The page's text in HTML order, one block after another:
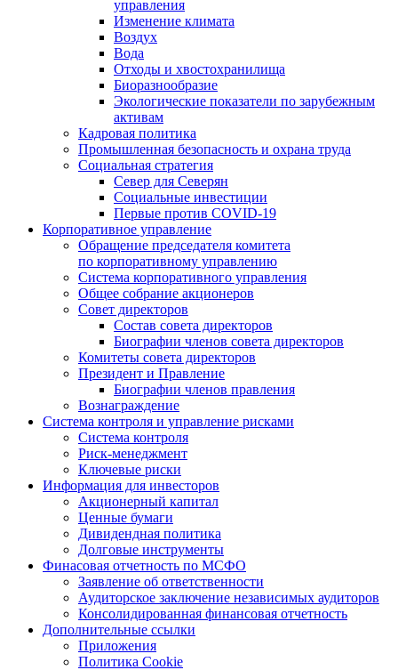
управления
Изменение климата
Воздух
Вода
Отходы и хвостохранилища
Биоразнообразие
Экологические показатели по зарубежным
активам
Кадровая политика
Промышленная безопасность и охрана труда
Социальная стратегия
Север для Северян
Социальные инвестиции
Первые против COVID‑19
Корпоративное управление
Обращение председателя комитета
по корпоративному управлению
Система корпоративного управления
Общее собрание акционеров
Совет директоров
Состав совета директоров
Биографии членов совета директоров
Комитеты совета директоров
Президент и Правление
Биографии членов правления
Вознаграждение
Система контроля и управление рисками
Система контроля
Риск-менеджмент
Ключевые риски
Информация для инвесторов
Акционерный капитал
Ценные бумаги
Дивидендная политика
Долговые инструменты
Финасовая отчетность по МСФО
Заявление об ответственности
Аудиторское заключение независимых аудиторов
Консолидированная финансовая отчетность
Дополнительные ссылки
Приложения
Политика Cookie